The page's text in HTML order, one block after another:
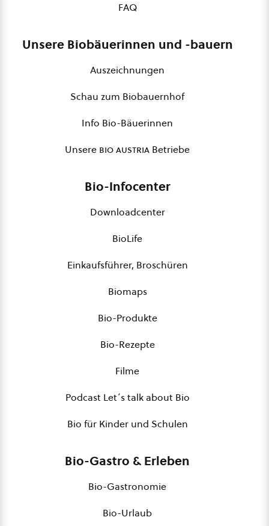
FAQ
Unsere Biobäuerinnen und -bauern
Auszeichnungen
Schau zum Biobauernhof
Info Bio-Bäuerinnen
Unsere bio austria Betriebe
Bio-Infocenter
Downloadcenter
BioLife
Einkaufsführer, Broschüren
Biomaps
Bio-Produkte
Bio-Rezepte
Filme
Podcast Let´s talk about Bio
Bio für Kinder und Schulen
Bio-Gastro & Erleben
Bio-Gastronomie
Bio-Urlaub